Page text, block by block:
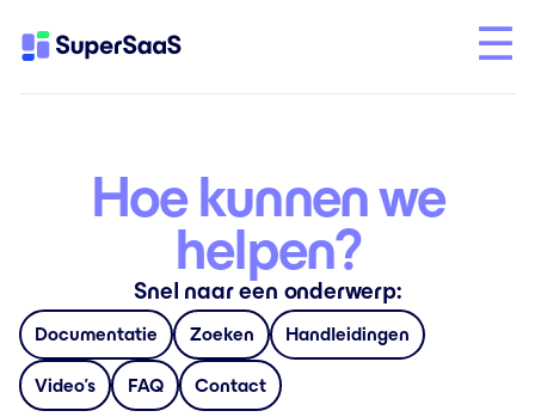
Hoe kunnen we
helpen?
Snel naar een onderwerp:
Documentatie Zoeken Handleidingen
Video’s FAQ Contact